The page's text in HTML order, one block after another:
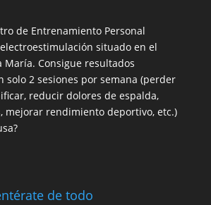
de Entrenamiento Personal
situado en el
María. Consigue resultados
solo 2 sesiones por semana (perder
reducir dolores de espalda,
mejorar rendimiento deportivo, etc.)
de todo